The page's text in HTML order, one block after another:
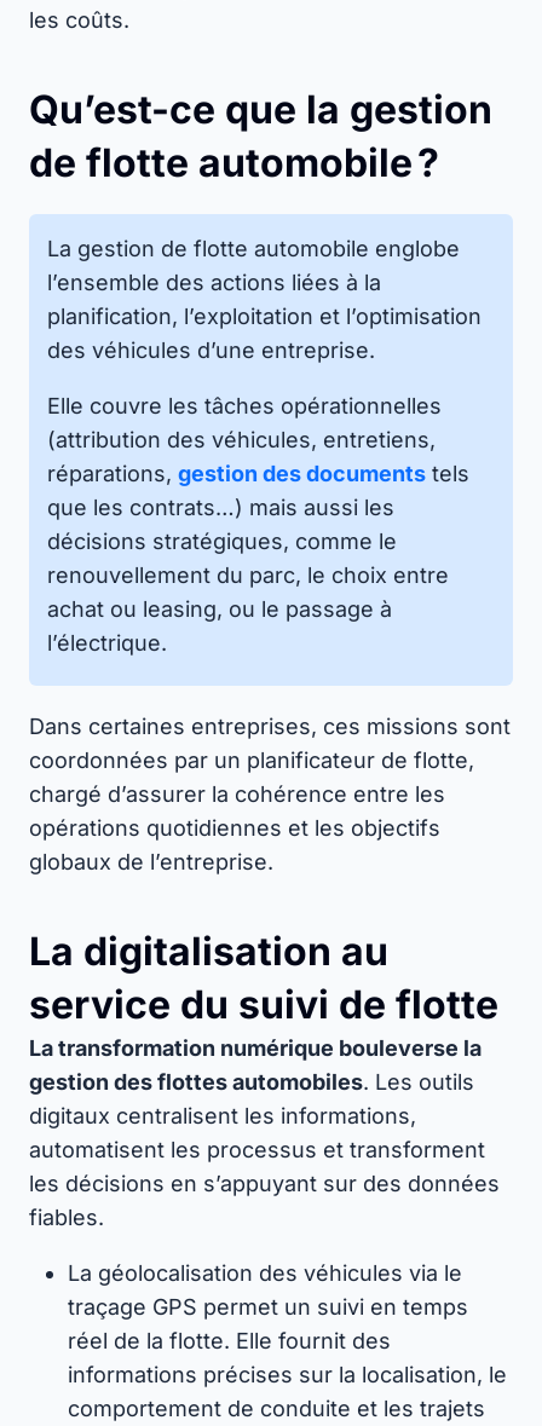
les coûts.
Qu’est-ce que la gestion
de flotte automobile ?
La gestion de flotte automobile englobe
l’ensemble des actions liées à la
planification, l’exploitation et l’optimisation
des véhicules d’une entreprise.
Elle couvre les tâches opérationnelles
(attribution des véhicules, entretiens,
réparations, gestion des documents tels
que les contrats…) mais aussi les
décisions stratégiques, comme le
renouvellement du parc, le choix entre
achat ou leasing, ou le passage à
l’électrique.
Dans certaines entreprises, ces missions sont
coordonnées par un planificateur de flotte,
chargé d’assurer la cohérence entre les
opérations quotidiennes et les objectifs
globaux de l’entreprise.
La digitalisation au
service du suivi de flotte
La transformation numérique bouleverse la
gestion des flottes automobiles. Les outils
digitaux centralisent les informations,
automatisent les processus et transforment
les décisions en s’appuyant sur des données
fiables.
La géolocalisation des véhicules via le
traçage GPS permet un suivi en temps
réel de la flotte. Elle fournit des
informations précises sur la localisation, le
comportement de conduite et les trajets